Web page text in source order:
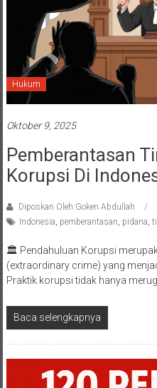
Hukum
Oktober 9, 2025
Pemberantasan
Korupsi Di
Diposkan Oleh:Goken Abdullah
Indonesia, pemberantasan, pidana,
🏛️ Pendahuluan Korupsi
(extraordinary crime) yang
Praktik korupsi tidak hanya
Baca selengkapnya